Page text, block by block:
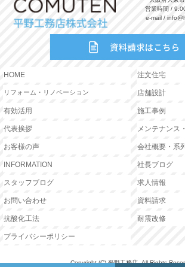
営業時間 /
e-mail /
HOME 注文住宅
リフォーム・リノベーション 店舗設計
有効活用 施工事例
代表挨拶 メンテナンス
お客様の声 会社概要・系
INFORMATION 社長ブログ
スタッフブログ 求人情報
お問い合わせ 資料請求
抗酸化工法 耐震改修
プライバシーポリシー
Copyright (C) 平野工務店. All Rights